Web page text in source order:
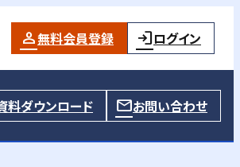
無料会員登録 ログイン
料ダウンロード お問い合わせ